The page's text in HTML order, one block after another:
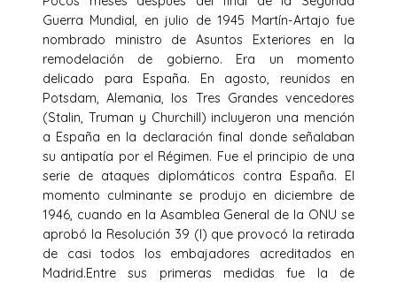
Guerra Mundial, en julio de 1945 Martín-Artajo fue
nombrado ministro de Asuntos Exteriores en la
remodelación de gobierno. Era un momento
delicado para España. En agosto, reunidos en
Potsdam, Alemania, los Tres Grandes vencedores
(Stalin, Truman y Churchill) incluyeron una mención
a España en la declaración final donde señalaban
su antipatía por el Régimen. Fue el principio de una
serie de ataques diplomáticos contra España. El
momento culminante se produjo en diciembre de
1946, cuando en la Asamblea General de la ONU se
aprobó la Resolución 39 (I) que provocó la retirada
de casi todos los embajadores acreditados en
Madrid.Entre sus primeras medidas fue la de